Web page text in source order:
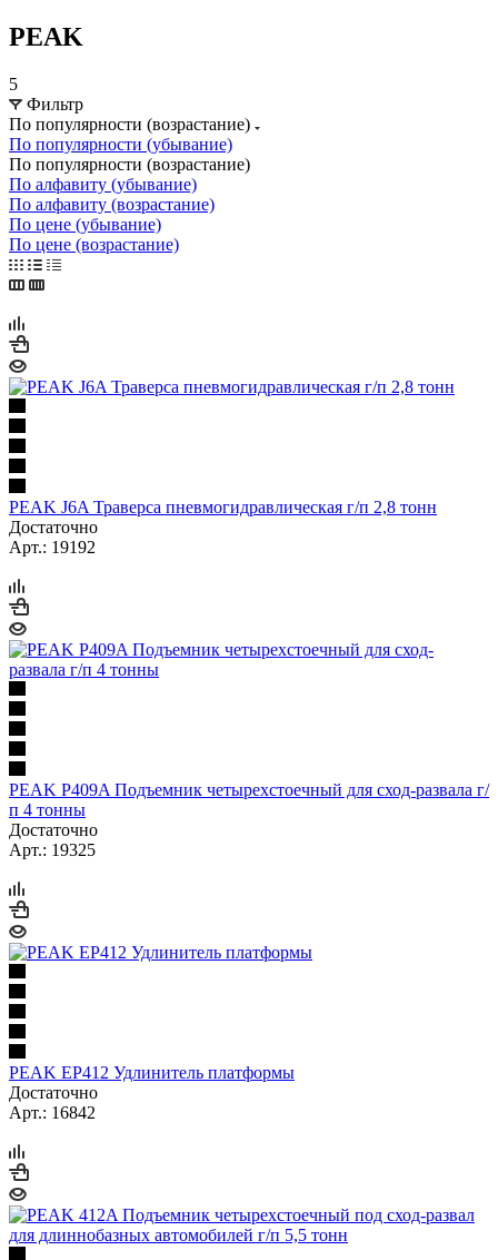
PEAK
5
Фильтр
По популярности (возрастание)
По популярности (убывание)
По популярности (возрастание)
По алфавиту (убывание)
По алфавиту (возрастание)
По цене (убывание)
По цене (возрастание)
PEAK J6A Траверса пневмогидравлическая г/п 2,8 тонн
Достаточно
Арт.: 19192
PEAK P409A Подъемник четырехстоечный для сход-развала г/
п 4 тонны
Достаточно
Арт.: 19325
PEAK EP412 Удлинитель платформы
Достаточно
Арт.: 16842